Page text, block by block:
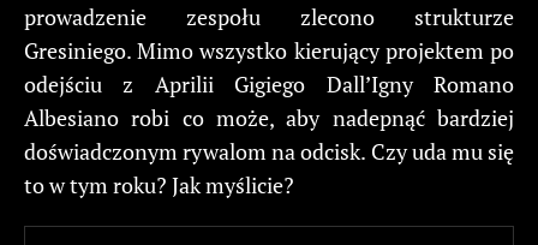
prowadzenie zespołu zlecono strukturze
Gresiniego. Mimo wszystko kierujący projektem po
odejściu z Aprilii Gigiego Dall’Igny Romano
Albesiano robi co może, aby nadepnąć bardziej
doświadczonym rywalom na odcisk. Czy uda mu się
to w tym roku? Jak myślicie?